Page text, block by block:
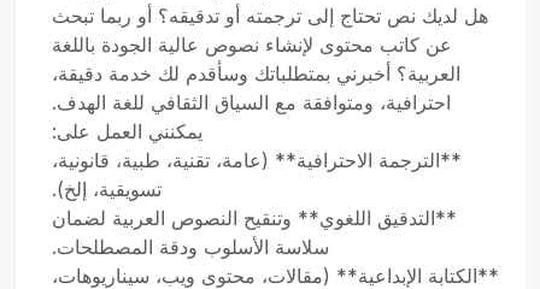
هل لديك نص تحتاج إلى ترجمته أو تدقيقه؟ أو ربما تبحث
عن كاتب محتوى لإنشاء نصوص عالية الجودة باللغة
العربية؟ أخبرني بمتطلباتك وسأقدم لك خدمة دقيقة،
احترافية، ومتوافقة مع السياق الثقافي للغة الهدف.
يمكنني العمل على:
**الترجمة الاحترافية** (عامة، تقنية، طبية، قانونية،
تسويقية، إلخ).
**التدقيق اللغوي** وتنقيح النصوص العربية لضمان
سلاسة الأسلوب ودقة المصطلحات.
**الكتابة الإبداعية** (مقالات، محتوى ويب، سيناريوهات،